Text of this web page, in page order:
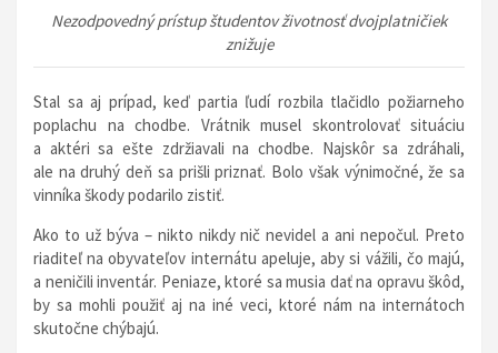
Nezodpovedný prístup študentov životnosť dvojplatničiek
znižuje
Stal sa aj prípad, keď partia ľudí rozbila tlačidlo požiarneho
poplachu na chodbe. Vrátnik musel skontrolovať situáciu
a aktéri sa ešte zdržiavali na chodbe. Najskôr sa zdráhali,
ale na druhý deň sa prišli priznať. Bolo však výnimočné, že sa
vinníka škody podarilo zistiť.
Ako to už býva – nikto nikdy nič nevidel a ani nepočul. Preto
riaditeľ na obyvateľov internátu apeluje, aby si vážili, čo majú,
a neničili inventár. Peniaze, ktoré sa musia dať na opravu škôd,
by sa mohli použiť aj na iné veci, ktoré nám na internátoch
skutočne chýbajú.